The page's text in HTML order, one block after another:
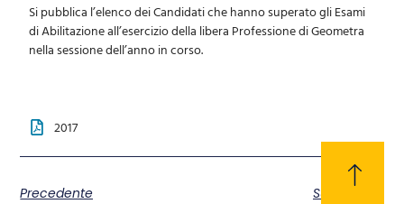
Si pubblica l’elenco dei Candidati che hanno superato gli Esami
di Abilitazione all’esercizio della libera Professione di Geometra
nella sessione dell’anno in corso.
2017
Precedente Successivo